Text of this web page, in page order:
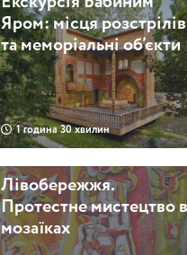
Яром: місця розстрілів
та меморіальні об’єкти
1 година 30 хвилин
Лівобережжя.
Протестне мистецтво в
мозаїках